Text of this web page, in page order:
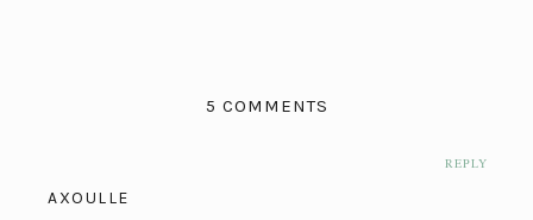
5 COMMENTS
REPLY
AXOULLE